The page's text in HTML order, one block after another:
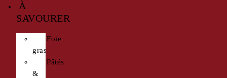
À
SAVOURER
Foie
gras
Pâtés
&